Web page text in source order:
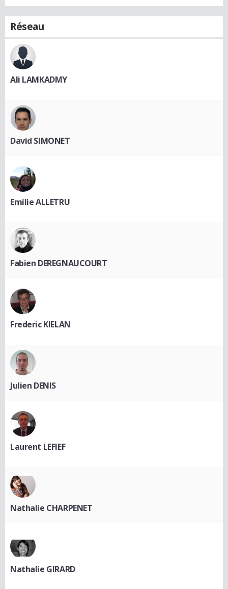
Réseau
Ali LAMKADMY
David SIMONET
Emilie ALLETRU
Fabien DEREGNAUCOURT
Frederic KIELAN
Julien DENIS
Laurent LEFIEF
Nathalie CHARPENET
Nathalie GIRARD